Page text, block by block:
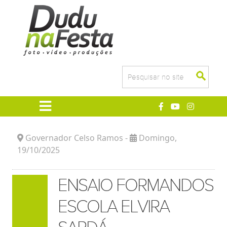
Governador Celso Ramos - Domingo,
19/10/2025
ENSAIO FORMANDOS
ESCOLA ELVIRA